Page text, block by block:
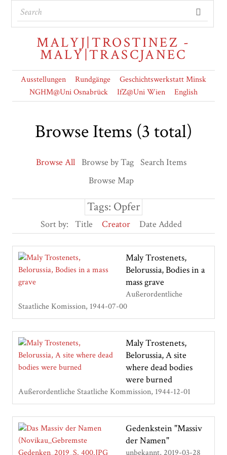
MALYJ|TROSTINEZ -
MALY|TRASCJANEC
Ausstellungen Rundgänge
Geschichtswerkstatt Minsk
NGHM@Uni Osnabrück
IfZ@Uni Wien English
Browse Items (3 total)
Browse All Browse by Tag Search Items
Browse Map
Tags: Opfer
Sort by: Title Creator Date Added
Maly Trostenets,
Belorussia, Bodies in a
mass grave
Außerordentliche
Staatliche Komission 1944-07-00
Maly Trostenets,
Belorussia, A site
where dead bodies
were burned
Außerordentliche Staatliche Kommission 1944-12-01
Gedenkstein "Massiv
der Namen"
unbekannt 2019-03-28